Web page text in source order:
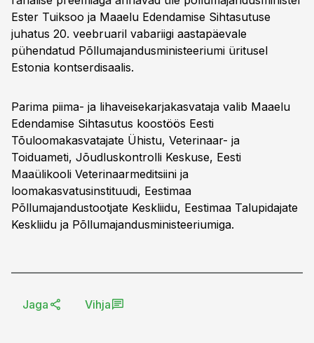
Ester Tuiksoo ja Maaelu Edendamise Sihtasutuse
juhatus 20. veebruaril vabariigi aastapäevale
pühendatud Põllumajandusministeeriumi üritusel
Estonia kontserdisaalis.
Parima piima- ja lihaveisekarjakasvataja valib Maaelu
Edendamise Sihtasutus koostöös Eesti
Tõuloomakasvatajate Ühistu, Veterinaar- ja
Toiduameti, Jõudluskontrolli Keskuse, Eesti
Maaülikooli Veterinaarmeditsiini ja
loomakasvatusinstituudi, Eestimaa
Põllumajandustootjate Keskliidu, Eestimaa Talupidajate
Keskliidu ja Põllumajandusministeeriumiga.
Jaga Vihja